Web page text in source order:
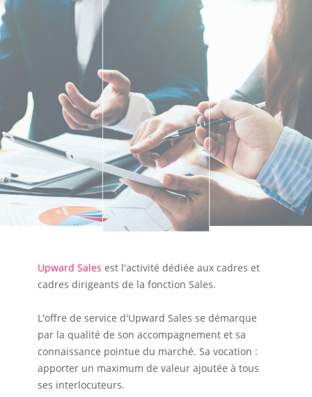
Upward Sales est l'activité dédiée aux cadres et
cadres dirigeants de la fonction Sales.
L'offre de service d'Upward Sales se démarque
par la qualité de son accompagnement et sa
connaissance pointue du marché. Sa vocation :
apporter un maximum de valeur ajoutée à tous
ses interlocuteurs.